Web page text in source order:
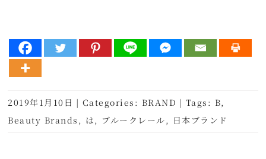
2019年1月10日 | Categories: BRAND | Tags: B,
Beauty Brands , は , ブルークレール , 日本ブランド